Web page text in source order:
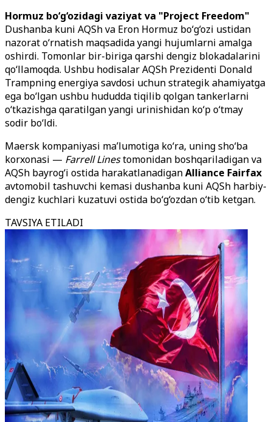
Hormuz bo‘g‘ozidagi vaziyat va "Project Freedom"
Dushanba kuni AQSh va Eron Hormuz bo‘g‘ozi ustidan
nazorat o‘rnatish maqsadida yangi hujumlarni amalga
oshirdi. Tomonlar bir-biriga qarshi dengiz blokadalarini
qo‘llamoqda. Ushbu hodisalar AQSh Prezidenti Donald
Trampning energiya savdosi uchun strategik ahamiyatga
ega bo‘lgan ushbu hududda tiqilib qolgan tankerlarni
o‘tkazishga qaratilgan yangi urinishidan ko‘p o‘tmay
sodir bo‘ldi.
Maersk kompaniyasi ma’lumotiga ko‘ra, uning sho‘ba
korxonasi — Farrell Linestomonidan boshqariladigan va
AQSh bayrog‘i ostida harakatlanadiganAlliance Fairfax
avtomobil tashuvchi kemasi dushanba kuni AQSh harbiy-
dengiz kuchlari kuzatuvi ostida bo‘g‘ozdan o‘tib ketgan.
TAVSIYA ETILADI